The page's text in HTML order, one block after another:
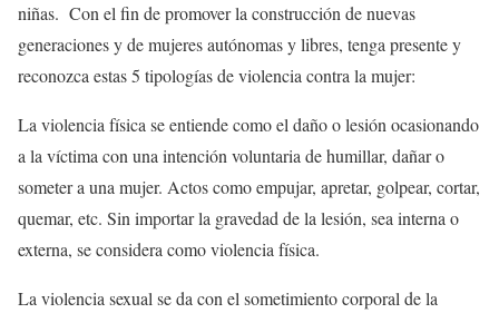
niñas. Con el fin de promover la construcción de nuevas
generaciones y de mujeres autónomas y libres, tenga presente y
reconozca estas 5 tipologías de violencia contra la mujer:
La violencia física se entiende como el daño o lesión ocasionando
a la víctima con una intención voluntaria de humillar, dañar o
someter a una mujer. Actos como empujar, apretar, golpear, cortar,
quemar, etc. Sin importar la gravedad de la lesión, sea interna o
externa, se considera como violencia física.
La violencia sexual se da con el sometimiento corporal de la